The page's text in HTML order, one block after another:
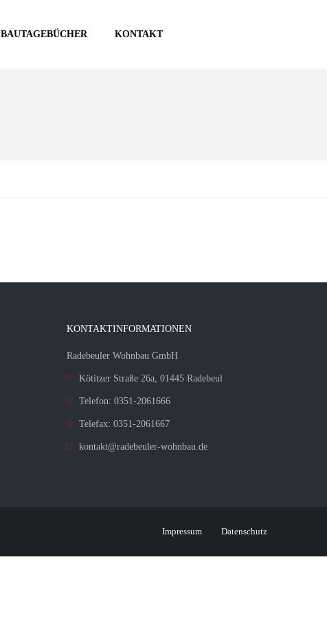
BAUTAGEBÜCHER KONTAKT
KONTAKTINFORMATIONEN
Radebeuler Wohnbau GmbH
Kötitzer Straße 26a, 01445 Radebeul
Telefon: 0351-2061666
Telefax: 0351-2061667
kontakt@radebeuler-wohnbau.de
Impressum Datenschutz